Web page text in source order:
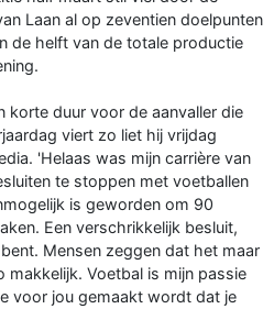
Laan al op zeventien doelpunten
de helft van de totale productie
korte duur voor de aanvaller die
viert zo liet hij vrijdag
'Helaas was mijn carrière van
te stoppen met voetballen
is geworden om 90
Een verschrikkelijk besluit,
Mensen zeggen dat het maar
makkelijk. Voetbal is mijn passie
voor jou gemaakt wordt dat je